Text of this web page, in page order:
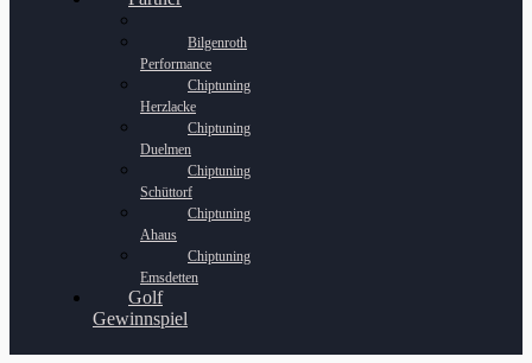
Bilgenroth
Performance
Chiptuning
Herzlacke
Chiptuning
Duelmen
Chiptuning
Schüttorf
Chiptuning
Ahaus
Chiptuning
Emsdetten
Golf
Gewinnspiel